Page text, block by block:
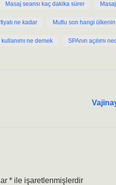
Masaj seansı kaç dakika sürer
ne kadar Mutlu son hangi ülkenin
ne demek SPAnın açılımı
* ile işaretlenmişlerdir